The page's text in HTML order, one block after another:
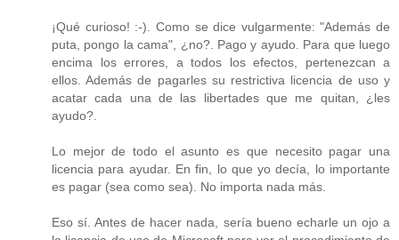
¡Qué curioso! :-). Como se dice vulgarmente: "Además de
puta, pongo la cama", ¿no?. Pago y ayudo. Para que luego
encima los errores, a todos los efectos, pertenezcan a
ellos. Además de pagarles su restrictiva licencia de uso y
acatar cada una de las libertades que me quitan, ¿les
ayudo?.
Lo mejor de todo el asunto es que necesito pagar una
licencia para ayudar. En fin, lo que yo decía, lo importante
es pagar (sea como sea). No importa nada más.
Eso sí. Antes de hacer nada, sería bueno echarle un ojo a